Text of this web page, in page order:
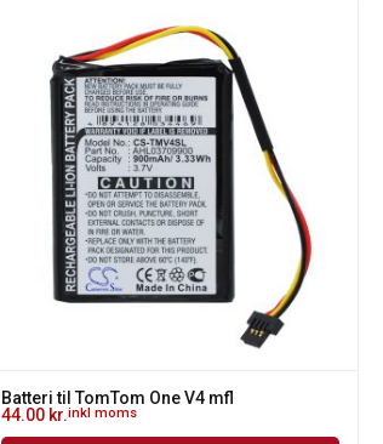
Batteri til TomTom One V4 mfl
44.00 kr.inkl moms